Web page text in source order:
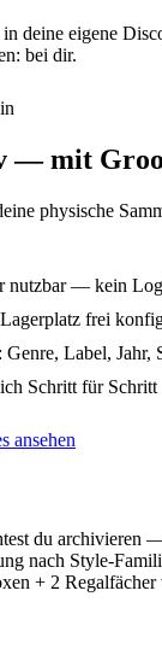
in deine eigene
bei dir.
— mit
physische
nutzbar — kein
frei
Label, Jahr,
Schritt für Schritt
ansehen
du archivieren
nach Style-
+ 2